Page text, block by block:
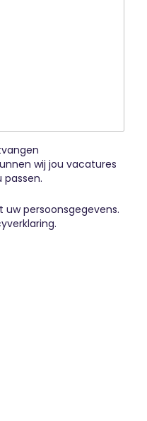
wij jou vacatures
persoonsgegevens.
.